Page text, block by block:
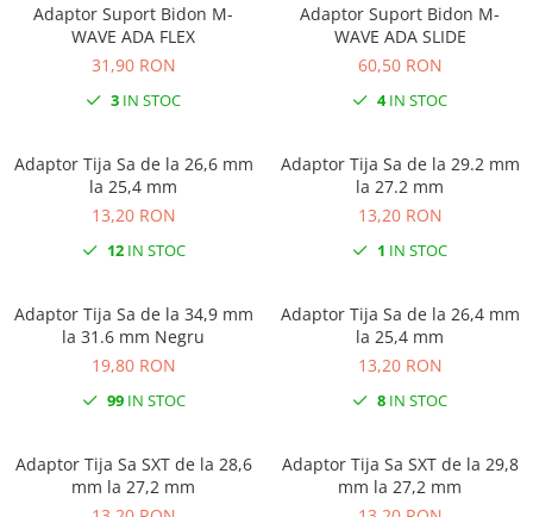
Adaptor Suport Bidon M-
WAVE ADA FLEX
31,90 RON
3 IN STOC
Adaptor Suport Bidon M-
WAVE ADA SLIDE
60,50 RON
4IN STOC
Adaptor Tija Sa de la 26,6 mm
la 25,4 mm
13,20 RON
12IN STOC
Adaptor Tija Sa de la 29.2 mm
la 27.2 mm
13,20 RON
1 IN STOC
Adaptor Tija Sa de la 34,9 mm
la 31.6 mm Negru
19,80 RON
99IN STOC
Adaptor Tija Sa de la 26,4 mm
la 25,4 mm
13,20 RON
8 IN STOC
Adaptor Tija Sa SXT de la 28,6
mm la 27,2 mm
Adaptor Tija Sa SXT de la 29,8
mm la 27,2 mm